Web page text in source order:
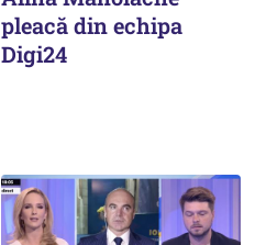
pleacă din echipa
Digi24